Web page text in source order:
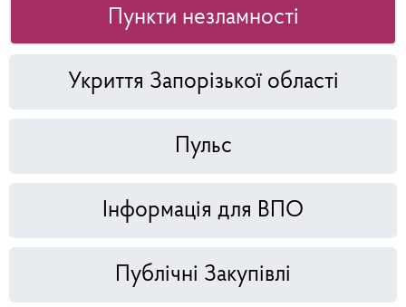
Пункти незламності
Укриття Запорізької області
Пульс
Інформація для ВПО
Публічні Закупівлі